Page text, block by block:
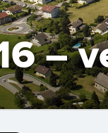
–